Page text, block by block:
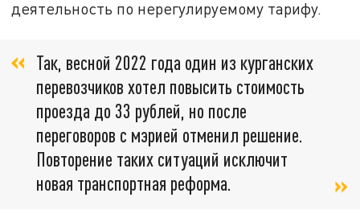
деятельность по нерегулируемому тарифу.
Так, весной 2022 года один из курганских
перевозчиков хотел повысить стоимость
проезда до 33 рублей, но после
переговоров с мэрией отменил решение.
Повторение таких ситуаций исключит
новая транспортная реформа.